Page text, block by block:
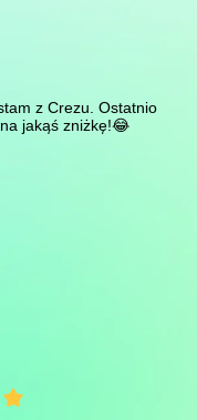
z Crezu. Ostatnio
jakąś zniżkę!😂